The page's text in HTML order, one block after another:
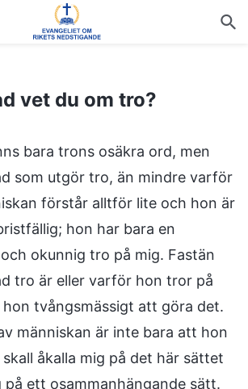
vet du om tro?
bara trons osäkra ord, men
som utgör tro, än mindre varför
förstår alltför lite och hon är
hon har bara en
okunnig tro på mig. Fastän
tro är eller varför hon tror på
tvångsmässigt att göra det.
människan är inte bara att hon
åkalla mig på det här sättet
på ett osammanhängande sätt.